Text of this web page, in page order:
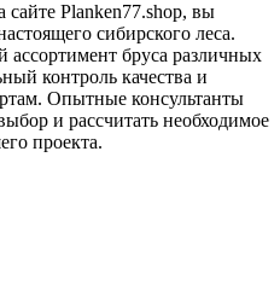
Planken77.shop, вы
сибирского леса.
бруса различных
контроль качества и
Опытные консультанты
и рассчитать необходимое
проекта.